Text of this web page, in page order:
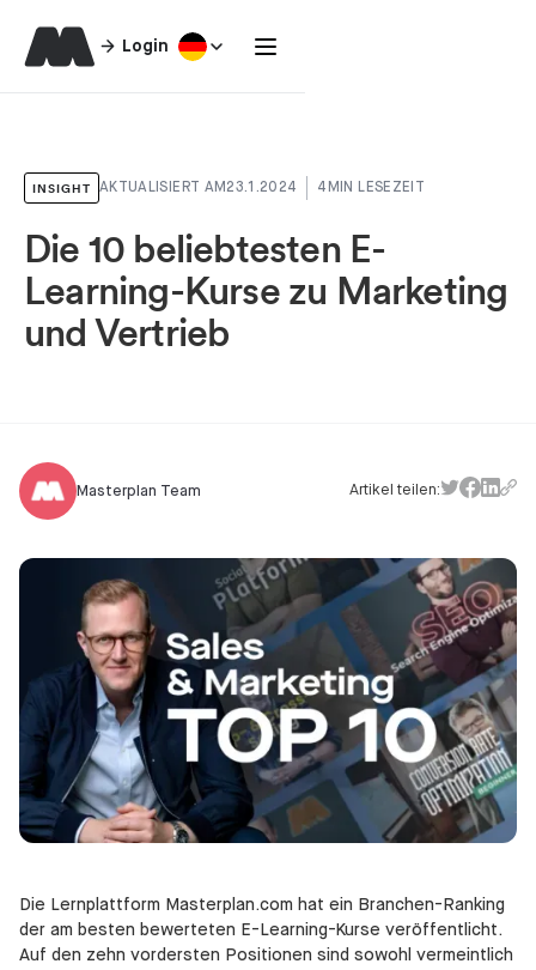
Login
INSIGHT AKTUALISIERT AM23.1.2024 4 MIN LESEZEIT
Die 10 beliebtesten E-
Learning-Kurse zu Marketing
und Vertrieb
Masterplan Team Artikel teilen:
Die Lernplattform Masterplan.com hat ein Branchen-Ranking
der am besten bewerteten E-Learning-Kurse veröffentlicht.
Auf den zehn vordersten Positionen sind sowohl vermeintlich